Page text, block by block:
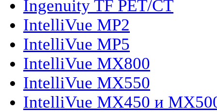
Ingenuity TF PET/CT
IntelliVue MP2
IntelliVue MP5
IntelliVue MX800
IntelliVue MX550
IntelliVue MX450 и